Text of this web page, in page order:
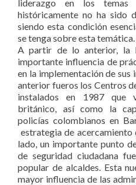
liderazgo en los temas
históricamente no ha sido
siendo esta condición
se tenga sobre esta temática.
A partir de lo anterior, la
importante influencia de
en la implementación de
anterior fueros los Centros
instalados en 1987 que
británico, así como la
policías colombianos en
estrategia de
lado, un importante punto
de seguridad ciudadana
popular de alcaldes. Esta
mayor influencia de las